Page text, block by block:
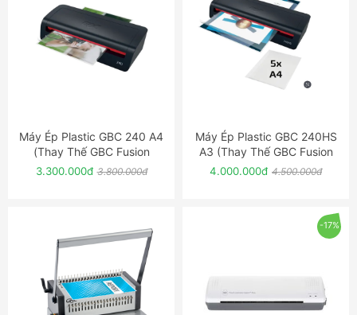
ĐẶT NGAY
Máy Ép Plastic GBC 240 A4
(Thay Thế GBC Fusion
3000L A4)
3.300.000đ 3.800.000đ
ĐẶT NGAY
Máy Ép Plastic GBC 240HS
A3 (Thay Thế GBC Fusion
3000L A3)
4.000.000đ 4.500.000đ
-17%